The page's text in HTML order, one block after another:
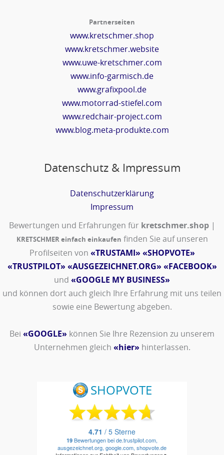
Partnerseiten
www.kretschmer.shop
www.kretschmer.website
www.uwe-kretschmer.com
www.info-garmisch.de
www.grafixpool.de
www.motorrad-stiefel.com
www.redchair-project.com
www.blog.meta-produkte.com
Datenschutz & Impressum
Datenschutzerklärung
Impressum
Bewertungen und Erfahrungen für kretschmer.shop|
KRETSCHMER einfach einkaufen finden Sie auf unseren
Profilseiten von «TRUSTAMI» «SHOPVOTE»
«TRUSTPILOT» «AUSGEZEICHNET.ORG» «FACEBOOK»
und «GOOGLE MY BUSINESS»
und können dort auch gleich Ihre Erfahrung mit uns teilen
sowie eine Bewertung abgeben.
Bei «GOOGLE» können Sie Ihre Rezension zu unserem
Unternehmen gleich «hier» hinterlassen.